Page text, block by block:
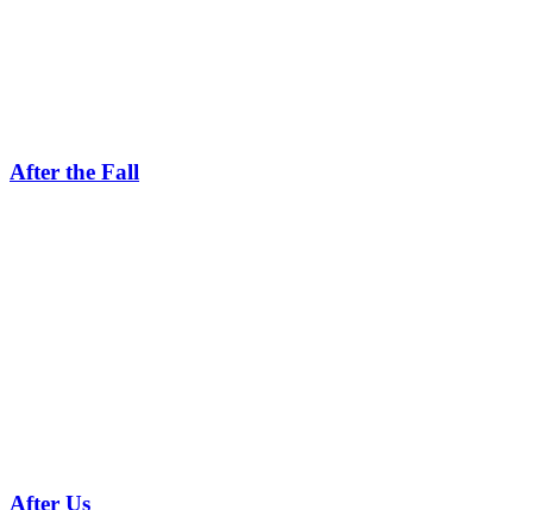
After the Fall
After Us